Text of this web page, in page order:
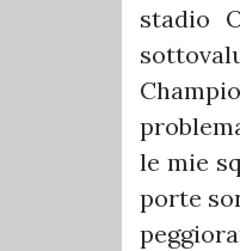
stadio
le mie
porte